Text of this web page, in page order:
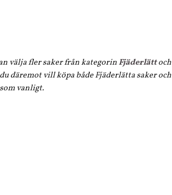
välja fler saker från kategorinFjäderlätt
däremot vill köpa både Fjäderlätta saker
vanligt.